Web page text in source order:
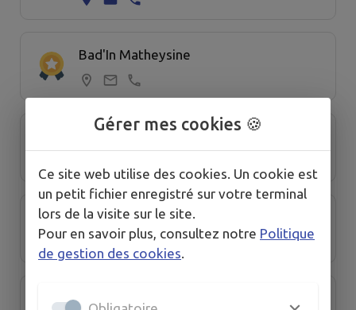
Bad'In Matheysine
Beurre Epinard
CAFES
Gérer mes cookies 🍪
Ce site web utilise des cookies. Un cookie est
un petit fichier enregistré sur votre terminal
lors de la visite sur le site.
Pour en savoir plus, consultez notre Politique
de gestion des cookies.